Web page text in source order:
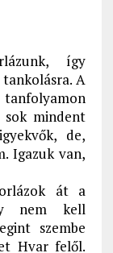
így
A
sok mindent
de,
Igazuk van,
át a
nem kell
szembe
Hvar felől.